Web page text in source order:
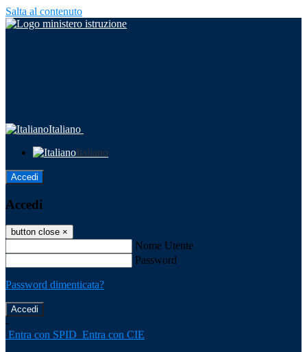
Salta al contenuto
Italiano
Italiano
Accedi
Accedi
button close ×
Nome Utente
Password
Password dimenticata?
-
Entra con SPID Entra con CIE